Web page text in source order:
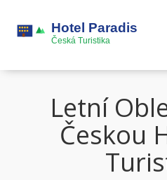
Letní
Českou